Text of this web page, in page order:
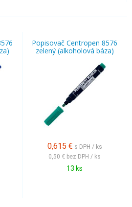
Popisovač Centropen 8576
zelený (alkoholová báza)
0,615 € s DPH / ks
0,50 € bez DPH / ks
13 ks